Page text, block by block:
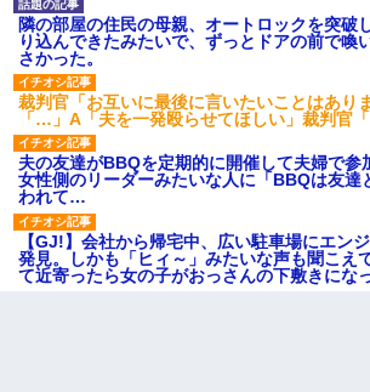
隣の部屋の住民の母親、オートロックを突破
り込んできたみたいで、ずっとドアの前で喚
さかった。
裁判官「お互いに最後に言いたいことはあり
「…」A「夫を一発殴らせてほしい」裁判官「
夫の友達がBBQを定期的に開催して夫婦で参
女性側のリーダーみたいな人に「BBQは友達
われて…
【GJ!】会社から帰宅中、広い駐車場にエン
発見。しかも「ヒィ～」みたいな声も聞こえ
て近寄ったら女の子がおっさんの下敷きにな